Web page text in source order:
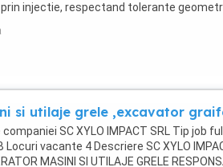
injectie, respectand tolerante
...
si utilaje grele ,excavator
SC XYLO IMPACT SRL Tip job
vacante 4 Descriere SC XYLO
MASINI SI UTILAJE GRELE